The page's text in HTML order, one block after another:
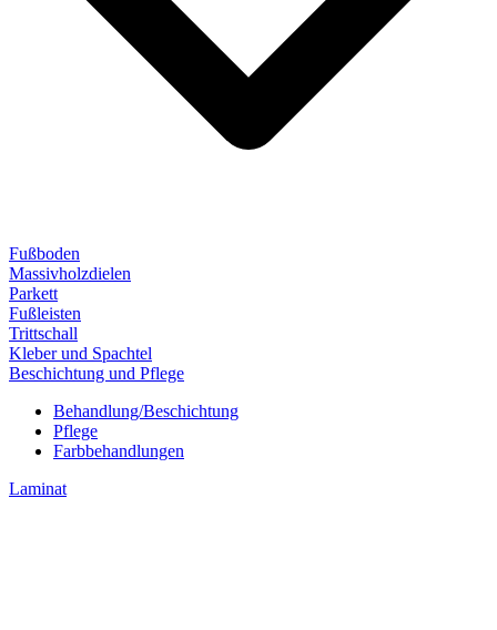
Fußboden
Massivholzdielen
Parkett
Fußleisten
Trittschall
Kleber und Spachtel
Beschichtung und Pflege
Behandlung/Beschichtung
Pflege
Farbbehandlungen
Laminat